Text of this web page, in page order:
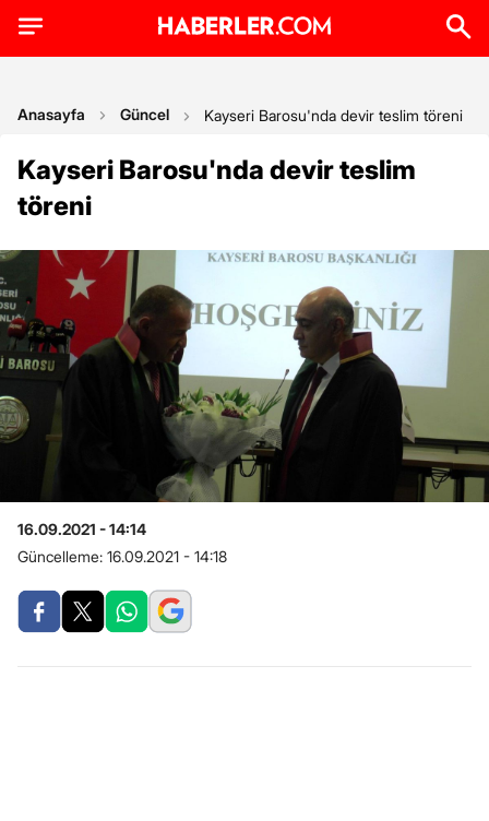
Anasayfa Güncel Kayseri Barosu'nda devir teslim töreni
Kayseri Barosu'nda devir teslim
töreni
16.09.2021 - 14:14
Güncelleme: 16.09.2021 - 14:18